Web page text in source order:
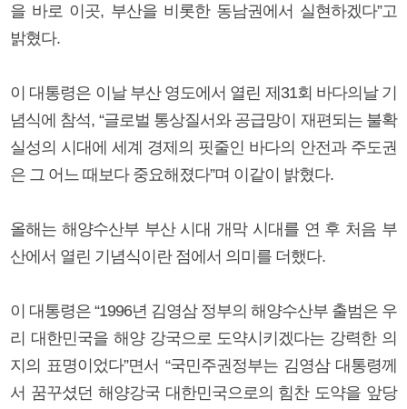
을 바로 이곳, 부산을 비롯한 동남권에서 실현하겠다”고
밝혔다.
이 대통령은 이날 부산 영도에서 열린 제31회 바다의날 기
념식에 참석, “글로벌 통상질서와 공급망이 재편되는 불확
실성의 시대에 세계 경제의 핏줄인 바다의 안전과 주도권
은 그 어느 때보다 중요해졌다”며 이같이 밝혔다.
올해는 해양수산부 부산 시대 개막 시대를 연 후 처음 부
산에서 열린 기념식이란 점에서 의미를 더했다.
이 대통령은 “1996년 김영삼 정부의 해양수산부 출범은 우
리 대한민국을 해양 강국으로 도약시키겠다는 강력한 의
지의 표명이었다”면서 “국민주권정부는 김영삼 대통령께
서 꿈꾸셨던 해양강국 대한민국으로의 힘찬 도약을 앞당